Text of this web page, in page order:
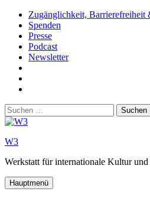
Zum
Inhalt
springen
Zugänglichkeit,
Spenden
Presse
Podcast
Newsletter
Youtube
Suchen
nach:
W3
Werkstatt für internationale Kultur
Hauptmenü